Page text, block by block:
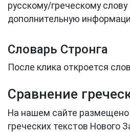
русскому/греческому
дополнительную
Словарь Стронга
После клика откроется
Сравнение
На нашем сайте размещено
греческих текстов Нового